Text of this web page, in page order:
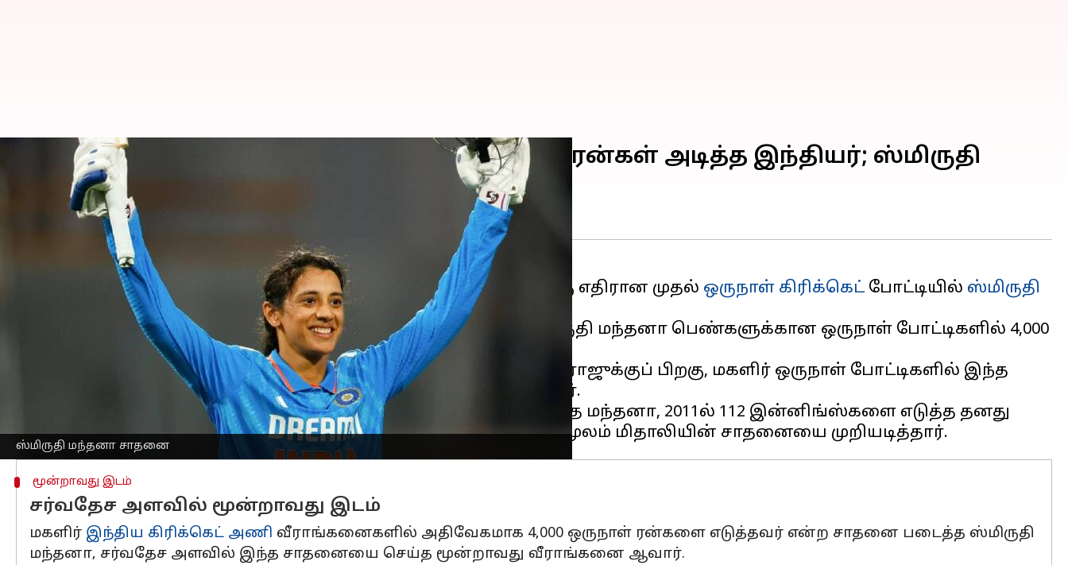
ஸ்மிருதி மந்தனா சாதனை
மகளிர் ஒருநாள் கிரிக்கெட்டில் அதிவேக 4,000 ரன்கள் அடித்த இந்தியர்; ஸ்மிருதி
மந்தனா சாதனை
எழுதியவர் Sekar Chinnappan
செய்தி முன்னோட்டம்
வெள்ளிக்கிழமை (ஜனவரி 10) அன்று ராஜ்கோட்டில் அயர்லாந்திற்கு எதிரான முதல் ஒருநாள் கிரிக்கெட் போட்டியில் ஸ்மிருதி
ஒரு வரலாற்று மைல்கல்லை எட்டினார்.
மகளிர் கிரிக்கெட்
அணியின் தொடக்க வீராங்கனை ஸ்மிருதி மந்தனா பெண்களுக்கான ஒருநாள் போட்டிகளில் 4,000
ரன்களை அதிவேகமாக எட்டிய இந்திய வீரர் ஆனார்.
இந்த சாதனையை வெறும் 95 இன்னிங்ஸ்களில் செய்தார். மிதாலி ராஜுக்குப் பிறகு, மகளிர் ஒருநாள் போட்டிகளில் இந்த
மைல்கல்லைத் தாண்டிய இரண்டாவது இந்திய வீராங்கனை ஆவார்.
ஹர்மன்பிரீத் கவுர் இல்லாத நிலையில் அணிக்கு கேப்டனாக இருந்த மந்தனா, 2011ல் 112 இன்னிங்ஸ்களை எடுத்த தனது
மூன்றாவது இடம்
சர்வதேச அளவில் மூன்றாவது இடம்
மகளிர் இந்திய கிரிக்கெட் அணி வீராங்கனைகளில் அதிவேகமாக 4,000 ஒருநாள் ரன்களை எடுத்தவர் என்ற சாதனை படைத்த ஸ்மிருதி
மந்தனா, சர்வதேச அளவில் இந்த சாதனையை செய்த மூன்றாவது வீராங்கனை ஆவார்.